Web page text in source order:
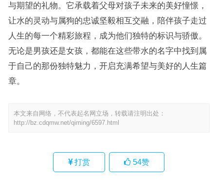
与期望的礼物。它承载着父母对孩子未来的美好憧憬，
让水的灵动与属狗的忠诚坚毅相互交融，陪伴孩子走过
人生的每一个精彩旅程，成为他们独特的标识与骄傲。
无论是男孩还是女孩，都能在这些带水的名字中找到属
于自己的那份独特魅力，开启充满希望与美好的人生篇
章。
本文来自网络，不代表起名网立场，转载请注明出处：
http://bz.cdqmw.net/qiming/6597.html
打赏 54赞